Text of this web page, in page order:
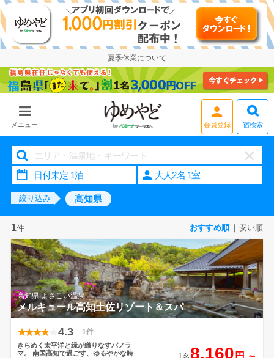
夏季休業について
メニュー
会員登録
宿検索
大人2名 1室
絞り込み 高知県
1件 おすすめ順 安い順
高知県 よさこい温泉
メルキュール高知土佐リゾート＆スパ
4.3 1件
きらめく太平洋と緑が織りなすパノラ
マ。
南国高知で過ごす、ゆるやかな時
8,160 円 ～